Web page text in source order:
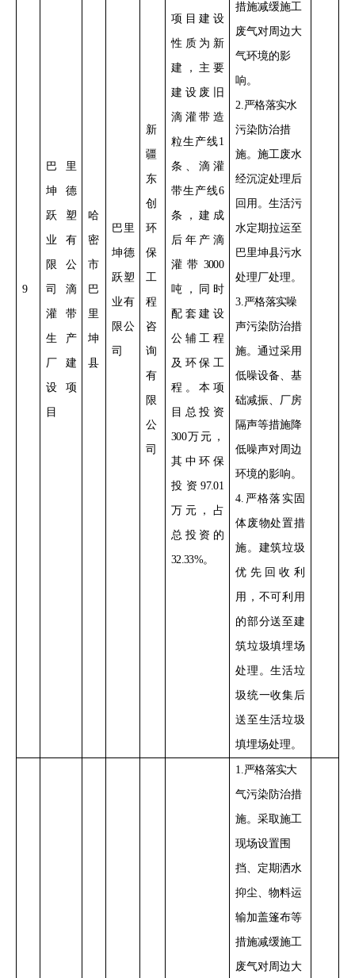
9
巴里
坤德
跃塑
业有
限公
司滴
灌带
生产
厂建
设项
目
哈
密
市
巴
里
坤
县
巴里
坤德
跃塑
业有
限公
司
新
疆
东
创
环
保
工
程
咨
询
有
限
公
司
项目建设
性质 为新
建， 主要
建设 废旧
滴灌带造
粒生产线1
条、滴灌
带生产线6
条 ，建成
后年产滴
灌带 3000
吨，同时
配套建设
公辅工程
及环保工
程。本项
目总投资
300万元，
其中环保
投资97.01
万元，占
总投资的
32.33%。
措施减缓施工
废气对周边大
气环境的影
响。
2.严格落实水
污染防治措
施。施工废水
经沉淀处理后
回用。生活污
水定期拉运至
巴里坤县污水
处理厂处理。
3.严格落实噪
声污染防治措
施。通过采用
低噪设备、基
础减振、厂房
隔声等措施降
低噪声对周边
环境的影响。
4. 严格落实 固
体废物处置措
施。建筑垃圾
优先 回收利
用， 不可利用
的部分送 至建
筑垃圾填埋场
处理 。生活垃
圾统一收集后
送 至生活垃圾
填埋场处理。
1.严格落实大
气污染防治措
施。采取施工
现场设置围
挡、定期洒水
抑尘、物料运
输加盖篷布等
措施减缓施工
废气对周边大